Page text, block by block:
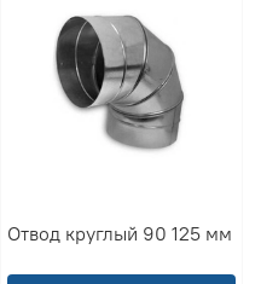
Отвод круглый 90 125 мм